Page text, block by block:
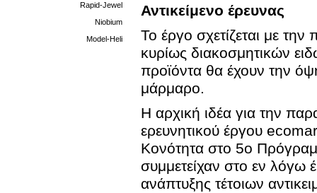
Rapid-Jewel
Niobium
Model-Heli
Αντικείμενο έρευνας
Το έργο σχετίζεται με
κυρίως διακοσμητικών
προϊόντα θα έχουν την
μάρμαρο.
Η αρχική ιδέα για την
ερευνητικού έργου
Κονότητα στο 5ο
συμμετείχαν στο εν λόγω
ανάπτυξης τέτοιων